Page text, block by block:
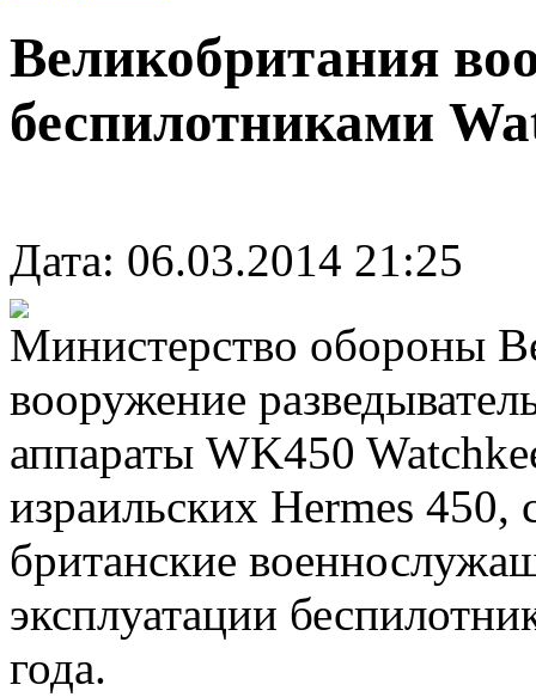
Великобритания
беспилотниками
Дата: 06.03.2014 21:25
Министерство обороны
вооружение
аппараты WK450
израильских Hermes 450,
британские
эксплуатации
года.